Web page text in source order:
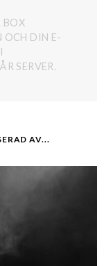
BOX
OCH DIN E-
SERVER.
AV...